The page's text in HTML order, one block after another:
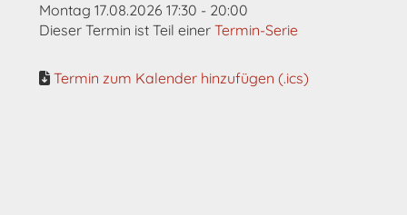
Montag 17.08.2026 17:30 - 20:00
Dieser Termin ist Teil einer Termin-Serie
Termin zum Kalender hinzufügen (.ics)